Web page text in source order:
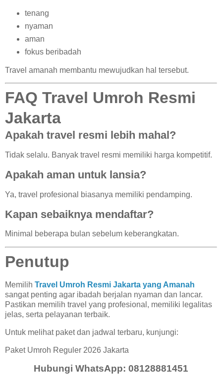
tenang
nyaman
aman
fokus beribadah
Travel amanah membantu mewujudkan hal tersebut.
FAQ Travel Umroh Resmi
Jakarta
Apakah travel resmi lebih mahal?
Tidak selalu. Banyak travel resmi memiliki harga kompetitif.
Apakah aman untuk lansia?
Ya, travel profesional biasanya memiliki pendamping.
Kapan sebaiknya mendaftar?
Minimal beberapa bulan sebelum keberangkatan.
Penutup
Memilih Travel Umroh Resmi Jakarta yang Amanah
sangat penting agar ibadah berjalan nyaman dan lancar.
Pastikan memilih travel yang profesional, memiliki legalitas
jelas, serta pelayanan terbaik.
Untuk melihat paket dan jadwal terbaru, kunjungi:
Paket Umroh Reguler 2026 Jakarta
Hubungi WhatsApp: 08128881451